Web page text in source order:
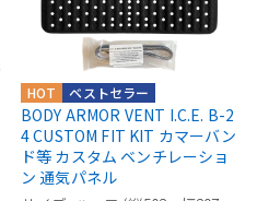
ベストセラー
HOT
BODY ARMOR VENT I.C.E. B-2
4 CUSTOM FIT KIT カマーバン
ド等 カスタム ベンチレーショ
ン 通気パネル